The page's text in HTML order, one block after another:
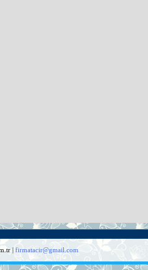
| firmatacir@gmail.com